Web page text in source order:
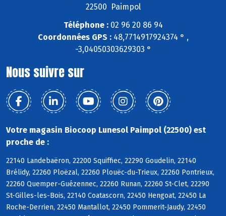
22500 Paimpol
Téléphone :02 96 20 86 94
Coordonnées GPS :48,7714917924374 ° ,
-3,04050303629303 °
Nous suivre sur
Votre magasin Biocoop Lunesol Paimpol (22500) est
proche de :
22140 Landebaëron, 22200 Squiffiec, 22290 Goudelin, 22140
Brélidy, 22260 Ploëzal, 22260 Plouëc-du-Trieux, 22260 Pontrieux,
22260 Quemper-Guézennec, 22260 Runan, 22260 St-Clet, 22290
St-Gilles-les-Bois, 22140 Coatascorn, 22450 Hengoat, 22450 La
Roche-Derrien, 22450 Mantallot, 22450 Pommerit-Jaudy, 22450